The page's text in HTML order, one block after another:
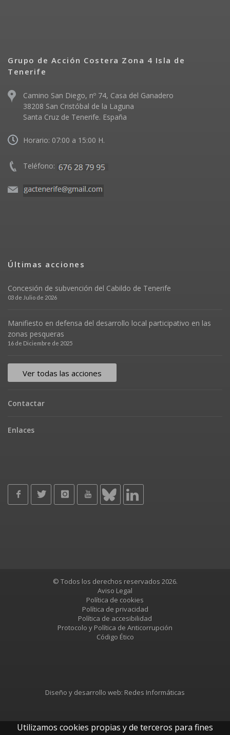
Grupo de Acción Costera Zona 4 Isla de
Tenerife
Camino San Diego, nº 74, Casa del Ganadero
38208 San Cristóbal de la Laguna
Santa Cruz de Tenerife. España
Horario: 07:00 a 15:00 H.
Teléfono:
Últimas acciones
Concesión de subvención del Cabildo de Tenerife
03 de Julio de 2026
Manifiesto en defensa del desarrollo local participativo en las
zonas pesqueras
16 de Diciembre de 2025
Ver todas las acciones
Contactar
Enlaces
© Todos los derechos reservados 2026.
Aviso Legal
Política de cookies
Política de privacidad
Política de accesibilidad
Protocolo y Política de Anticorrupción
Código Ético
Diseño y desarrollo web: Redes Informáticas
Utilizamos cookies propias y de terceros para fines